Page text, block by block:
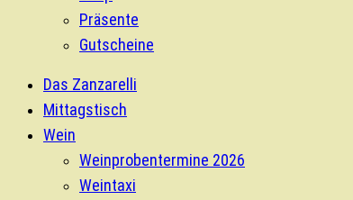
Präsente
Gutscheine
Das Zanzarelli
Mittagstisch
Wein
Weinprobentermine 2026
Weintaxi